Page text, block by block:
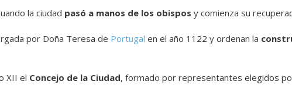
la ciudad pasó a manos de los obispos y comienza su
por Doña Teresa de Portugal en el año 1122 y ordenan la
XII el Concejo de la Ciudad, formado por representantes elegidos